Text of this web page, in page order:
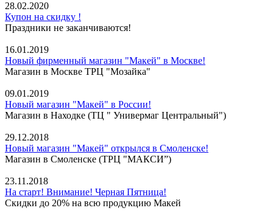
28.02.2020
Купон на скидку !
Праздники не заканчиваются!
16.01.2019
Новый фирменный магазин "Макей" в Москве!
Магазин в Москве ТРЦ "Мозайка"
09.01.2019
Новый магазин "Макей" в России!
Магазин в Находке (ТЦ " Универмаг Центральный")
29.12.2018
Новый магазин "Макей" открылся в Смоленске!
Магазин в Смоленске (ТРЦ "МАКСИ”)
23.11.2018
На старт! Внимание! Черная Пятница!
Скидки до 20% на всю продукцию Макей